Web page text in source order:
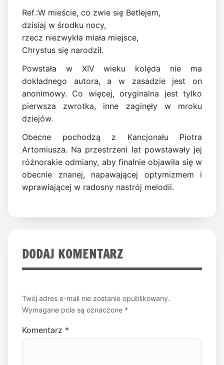
Ref.:W mieście, co zwie się Betlejem,
dzisiaj w środku nocy,
rzecz niezwykła miała miejsce,
Chrystus się narodził.
Powstała w XIV wieku kolęda nie ma
dokładnego autora, a w zasadzie jest on
anonimowy. Co więcej, oryginalna jest tylko
pierwsza zwrotka, inne zaginęły w mroku
dziejów.
Obecne pochodzą z Kancjonału Piotra
Artomiusza. Na przestrzeni lat powstawały jej
różnorakie odmiany, aby finalnie objawiła się w
obecnie znanej, napawającej optymizmem i
wprawiającej w radosny nastrój melodii.
DODAJ KOMENTARZ
Twój adres e-mail nie zostanie opublikowany.
Wymagane pola są oznaczone *
Komentarz *